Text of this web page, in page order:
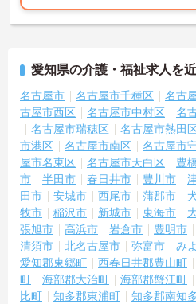
愛知県の介護・福祉求人を
名古屋市 名古屋市千種区 名古
古屋市西区
名古屋市中村区 名
名古屋市瑞穂区
名古屋市熱田
市港区
名古屋市南区 名古屋市
屋市名東区
名古屋市天白区 豊
市
半田市 春日井市 豊川市
田市
安城市 西尾市 蒲郡市
牧市
稲沢市 新城市 東海市
張旭市
高浜市 岩倉市 豊明市
清須市
北名古屋市 弥富市 み
愛知郡東郷町
西春日井郡豊山町
町
海部郡大治町 海部郡蟹江町
比町
知多郡東浦町 知多郡南知